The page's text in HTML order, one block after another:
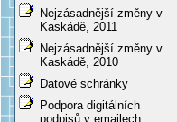
Nejzásadnější změny v
Kaskádě, 2011
Nejzásadnější změny v
Kaskádě, 2010
Datové schránky
Podpora digitálních
podpisů v emailech